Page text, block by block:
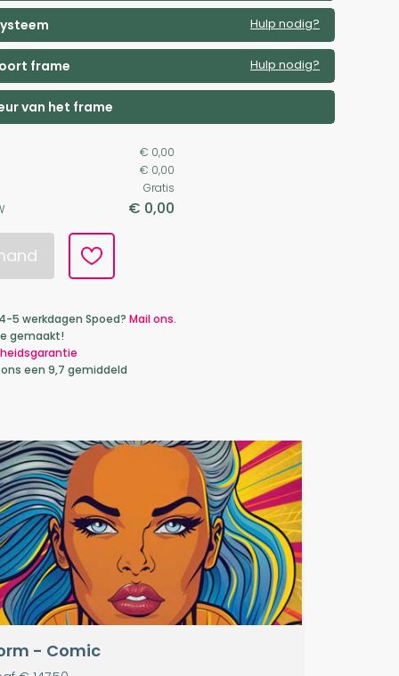
Hulp nodig?
frame Hulp nodig?
van het frame
€ 0,00
€ 0,00
Gratis
€ 0,00
5 werkdagen Spoed? Mail ons.
gemaakt!
een 9,7 gemiddeld
- Comic